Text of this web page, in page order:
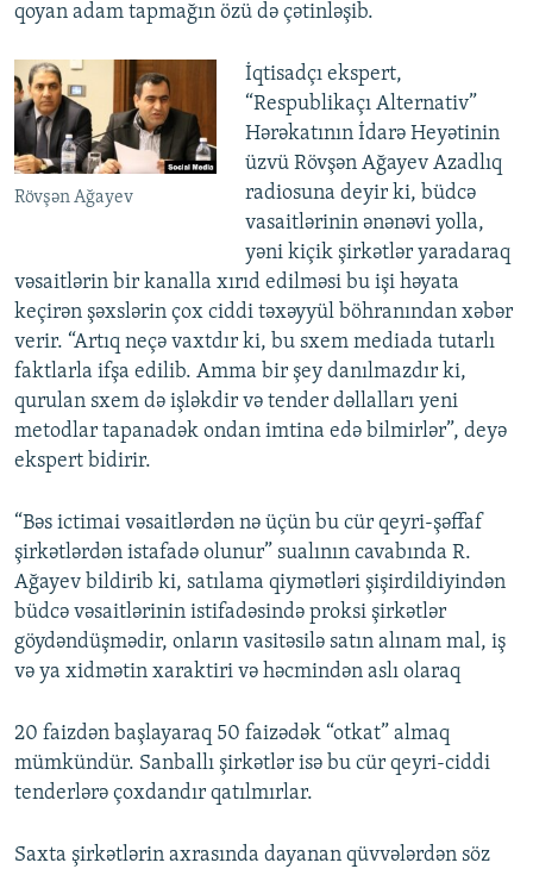
qoyan adam tapmağın özü də çətinləşib.
Rövşən Ağayev
İqtisadçı ekspert,
“Respublikaçı Alternativ”
Hərəkatının İdarə Heyətinin
üzvü Rövşən Ağayev Azadlıq
radiosuna deyir ki, büdcə
vasaitlərinin ənənəvi yolla,
yəni kiçik şirkətlər yaradaraq
vəsaitlərin bir kanalla xırıd edilməsi bu işi həyata
keçirən şəxslərin çox ciddi təxəyyül böhranından xəbər
verir. “Artıq neçə vaxtdır ki, bu sxem mediada tutarlı
faktlarla ifşa edilib. Amma bir şey danılmazdır ki,
qurulan sxem də işləkdir və tender dəllalları yeni
metodlar tapanadək ondan imtina edə bilmirlər”, deyə
ekspert bidirir.
“Bəs ictimai vəsaitlərdən nə üçün bu cür qeyri-şəffaf
şirkətlərdən istafadə olunur” sualının cavabında R.
Ağayev bildirib ki, satılama qiymətləri şişirdildiyindən
büdcə vəsaitlərinin istifadəsində proksi şirkətlər
göydəndüşmədir, onların vasitəsilə satın alınam mal, iş
və ya xidmətin xaraktiri və həcmindən aslı olaraq
20 faizdən başlayaraq 50 faizədək “otkat” almaq
mümkündür. Sanballı şirkətlər isə bu cür qeyri-ciddi
tenderlərə çoxdandır qatılmırlar.
Saxta şirkətlərin axrasında dayanan qüvvələrdən söz